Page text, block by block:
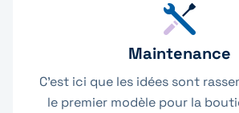
Maintenance
C'est ici que les idées sont
le premier modèle pour la